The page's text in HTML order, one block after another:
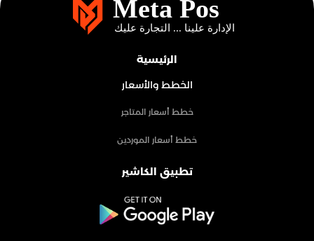
الرئيسية
الخطط والأسعار
خطط أسعار المتاجر
خطط أسعار الموردين
تطبيق الكاشير